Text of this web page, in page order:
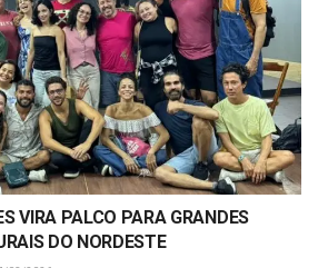
VIRA PALCO PARA GRANDES
DO NORDESTE